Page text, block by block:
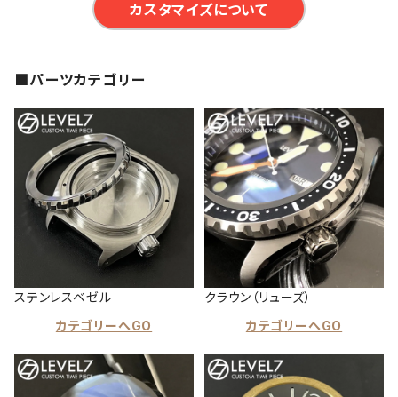
カスタマイズについて
■パーツカテゴリー
ステンレスベゼル
カテゴリーへGO
クラウン（リューズ）
カテゴリーへGO